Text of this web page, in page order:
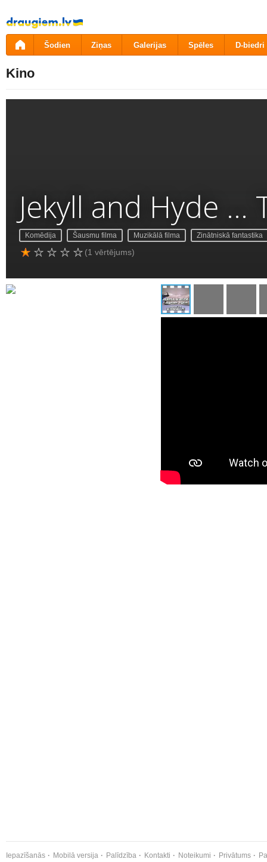
Pāriet
uz
saturu
Šodien Ziņas Galerijas Spēles D-biedri
Kino
Jekyll and Hyde
Komēdija Šausmu filma Muzikālā filma Zinātniskā fantastika
(1 vērtējums)
Iepazīšanās Mobilā versija Palīdzība Kontakti Noteikumi Privātums